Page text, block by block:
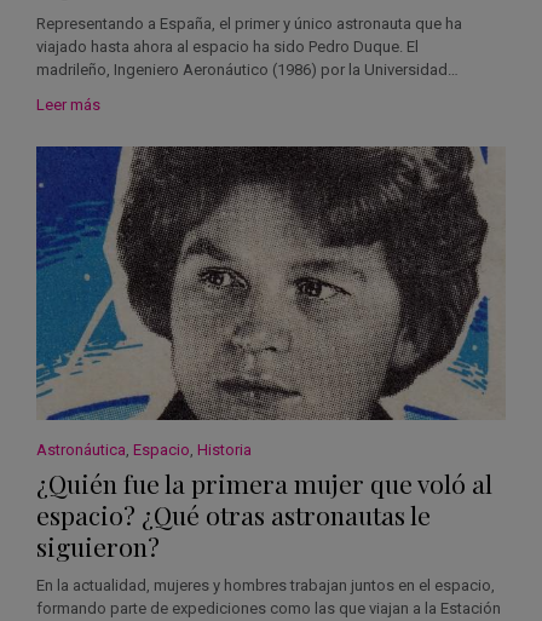
Representando a España, el primer y único astronauta que ha
viajado hasta ahora al espacio ha sido Pedro Duque. El
madrileño, Ingeniero Aeronáutico (1986) por la Universidad…
Leer más
Astronáutica, Espacio, Historia
¿Quién fue la primera mujer que voló al
espacio? ¿Qué otras astronautas le
siguieron?
En la actualidad, mujeres y hombres trabajan juntos en el espacio,
formando parte de expediciones como las que viajan a la Estación